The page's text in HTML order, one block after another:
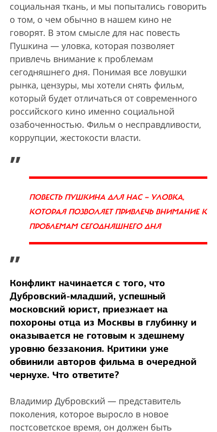
социальная ткань, и мы попытались говорить
о том, о чем обычно в нашем кино не
говорят. В этом смысле для нас повесть
Пушкина — уловка, которая позволяет
привлечь внимание к проблемам
сегодняшнего дня. Понимая все ловушки
рынка, цензуры, мы хотели снять фильм,
который будет отличаться от современного
российского кино именно социальной
озабоченностью. Фильм о несправдливости,
коррупции, жестокости власти.
„
ПОВЕСТЬ ПУШКИНА ДЛЯ НАС — УЛОВКА,
КОТОРАЯ ПОЗВОЛЯЕТ ПРИВЛЕЧЬ ВНИМАНИЕ К
ПРОБЛЕМАМ СЕГОДНЯШНЕГО ДНЯ
”
Конфликт начинается с того, что
Дубровский-младший, успешный
московский юрист, приезжает на
похороны отца из Москвы в глубинку и
оказывается не готовым к здешнему
уровню беззакония. Критики уже
обвинили авторов фильма в очередной
чернухе. Что ответите?
Владимир Дубровский — представитель
поколения, которое выросло в новое
постсоветское время, он должен быть